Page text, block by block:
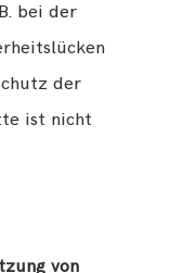
bei der
der
ist nicht
von